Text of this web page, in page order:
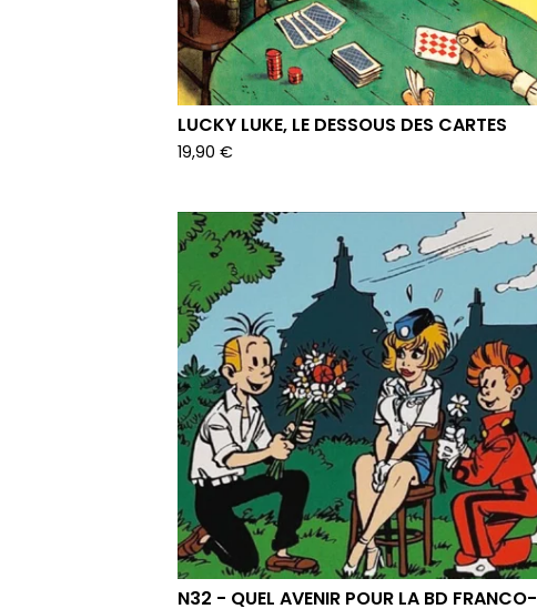
LUCKY LUKE, LE DESSOUS DES CARTES
19,90 €
N32 - QUEL AVENIR POUR LA BD FRANCO-